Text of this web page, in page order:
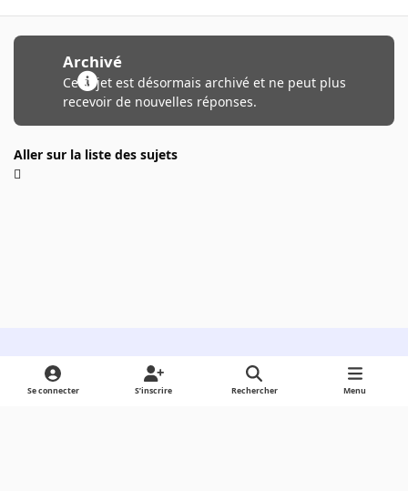
Archivé
Ce sujet est désormais archivé et ne peut plus
recevoir de nouvelles réponses.
Aller sur la liste des sujets
Light ModeDark ModeSystem Preference
Se connecter S’inscrire Rechercher Menu